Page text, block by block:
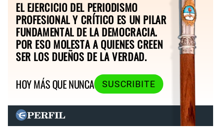
EL EJERCICIO DEL PERIODISMO
PROFESIONAL Y CRÍTICO ES UN PILAR
FUNDAMENTAL DE LA DEMOCRACIA.
POR ESO MOLESTA A QUIENES CREEN
SER LOS DUEÑOS DE LA VERDAD.
HOY MÁS QUE NUNCA
SUSCRIBITE